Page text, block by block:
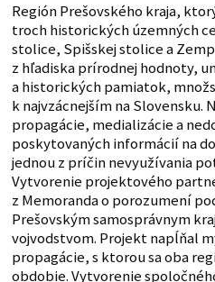
Región Prešovského kraja,
troch historických územných
stolice, Spišskej stolice a
z hľadiska prírodnej hodnoty,
a historických pamiatok,
k najvzácnejším na
propagácie, medializácie a
poskytovaných informácií na
jednou z príčin nevyužívania
Vytvorenie projektového
z Memoranda o porozumení
Prešovským samosprávnym
vojvodstvom. Projekt napĺňal
propagácie, s ktorou sa oba
obdobie. Vytvorenie